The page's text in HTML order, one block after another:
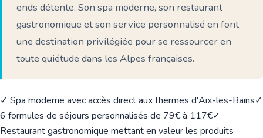
ends détente. Son spa moderne, son restaurant
gastronomique et son service personnalisé en font
une destination privilégiée pour se ressourcer en
toute quiétude dans les Alpes françaises.
✓ Spa moderne avec accès direct aux thermes d'Aix-les-Bains✓
6 formules de séjours personnalisés de 79€ à 117€✓
Restaurant gastronomique mettant en valeur les produits